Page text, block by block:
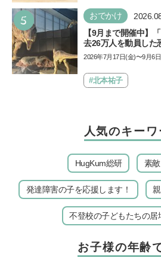
が、…
5 おでかけ
【9月まで開催中】
去26万人を動員した
夏休みのおでかけで
2026年7月17日(金)〜9月6
催…#北本祐子
人気のキーワ
HugKum総研 素
発達障害の子を応援します！
不登校の子どもたちの居
お子様の年齢